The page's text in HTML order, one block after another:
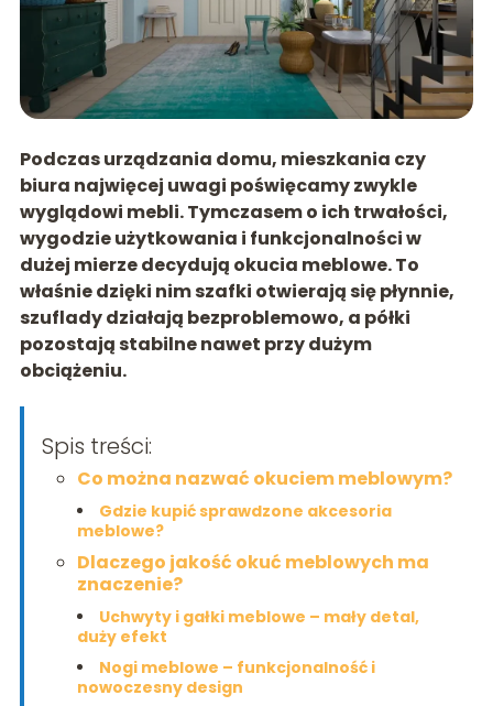
Podczas urządzania domu, mieszkania czy
biura najwięcej uwagi poświęcamy zwykle
wyglądowi mebli. Tymczasem o ich trwałości,
wygodzie użytkowania i funkcjonalności w
dużej mierze decydują okucia meblowe. To
właśnie dzięki nim szafki otwierają się płynnie,
szuflady działają bezproblemowo, a półki
pozostają stabilne nawet przy dużym
obciążeniu.
Spis treści:
Co można nazwać okuciem meblowym?
Gdzie kupić sprawdzone akcesoria
meblowe?
Dlaczego jakość okuć meblowych ma
znaczenie?
Uchwyty i gałki meblowe – mały detal,
duży efekt
Nogi meblowe – funkcjonalność i
nowoczesny design